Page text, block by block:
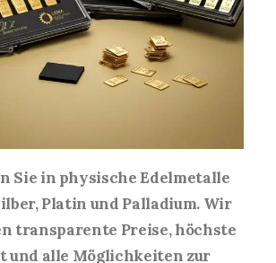
Sie in physische Edelmetalle
Platin und Palladium. Wir
transparente Preise, höchste
und alle Möglichkeiten zur